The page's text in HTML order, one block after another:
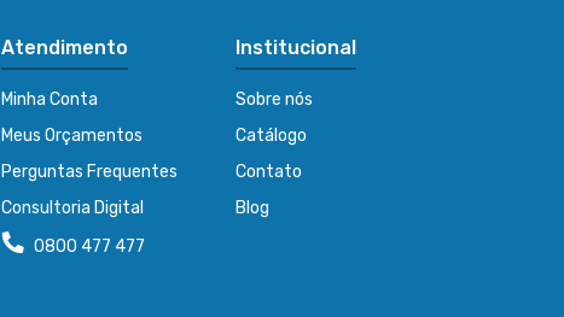
Atendimento
Minha Conta
Meus Orçamentos
Perguntas Frequentes
Consultoria Digital
0800 477 477
Institucional
Sobre nós
Catálogo
Contato
Blog